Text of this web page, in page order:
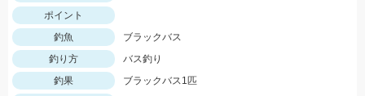
ポイント
釣魚
ブラックバス
釣り方
バス釣り
釣果
ブラックバス1匹